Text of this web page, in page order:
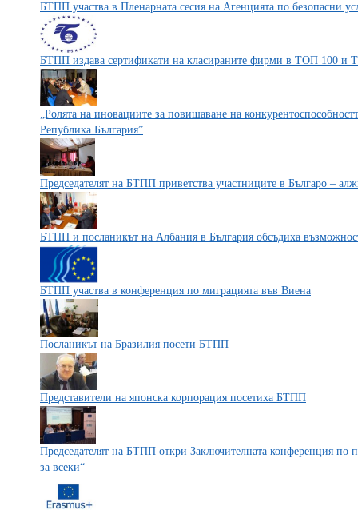
БТПП участва в Пленарната сесия на Агенцията по безопасни
БТПП издава сертификати на класираните фирми в ТОП 100 и
„Ролята на иновациите за повишаване на
Република България”
Председателят на БТПП приветства участниците в Българо –
БТПП и посланикът на Албания в България обсъдиха
БТПП участва в конференция по миграцията във Виена
Посланикът на Бразилия посети БТПП
Представители на японска корпорация посетиха БТПП
Председателят на БТПП откри Заключителната конференция по
за всеки“